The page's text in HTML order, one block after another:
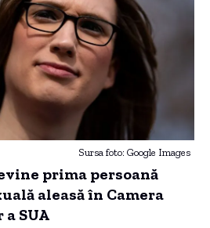
Sursa foto: Google Images
prima persoană
aleasă în Camera
SUA